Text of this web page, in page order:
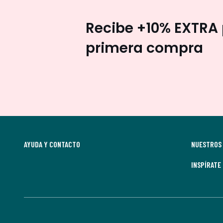
Recibe +10%
primera compra
AYUDA Y CONTACTO
INSPÍRATE